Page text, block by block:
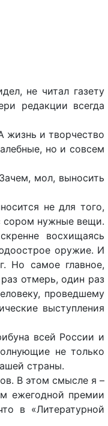
не читал газету
редакции всегда
жизнь и творчество
но и совсем
мол, выносить
не для того,
сором нужные вещи.
восхищаясь
оружие. И
Но самое главное,
отмерь, один раз
проведшему
выступления
всей России и
не только
страны.
В этом смысле я –
ежегодной премии
в «Литературной